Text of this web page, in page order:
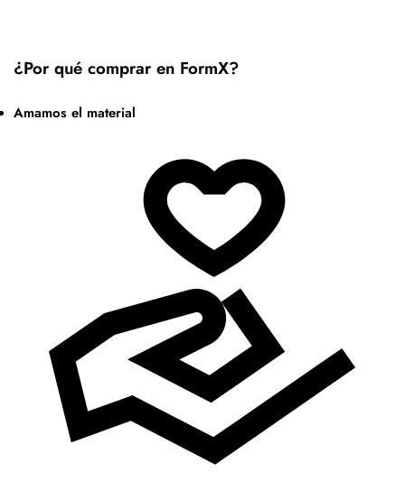
¿Por qué comprar en FormX?
Amamos el material